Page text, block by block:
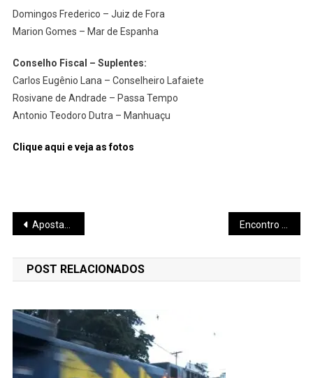
Domingos Frederico – Juiz de Fora
Marion Gomes – Mar de Espanha
Conselho Fiscal – Suplentes:
Carlos Eugênio Lana – Conselheiro Lafaiete
Rosivane de Andrade – Passa Tempo
Antonio Teodoro Dutra – Manhuaçu
Clique aqui e veja as fotos
Navegação
de
Post
Apostas: 30% dos mineiros atrasam o aluguel
POST RELACIONADOS